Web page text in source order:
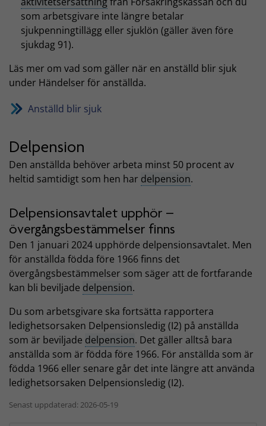
som arbetsgivare inte längre betalar
sjukpenningtillägg eller sjuklön (gäller även före
sjukdag 91).
Läs mer om vad som gäller när en anställd blir sjuk
under Händelser för anställda.
Anställd blir sjuk
Delpension
Den anställda behöver arbeta minst 50 procent av
heltid samtidigt som hen har delpension.
Delpensionsavtalet upphör –
övergångsbestämmelser finns
Den 1 januari 2024 upphörde delpensionsavtalet. Men
för anställda födda före 1966 finns det
övergångsbestämmelser som säger att de fortfarande
kan bli beviljade delpension.
Du som arbetsgivare ska fortsätta rapportera
ledighetsorsaken Delpensionsledig (I2) på anställda
som är beviljade delpension. Det gäller alltså bara
anställda som är födda före 1966. För anställda som är
födda 1966 eller senare går det inte längre att använda
ledighetsorsaken Delpensionsledig (I2).
Senast uppdaterad: 2026-05-19